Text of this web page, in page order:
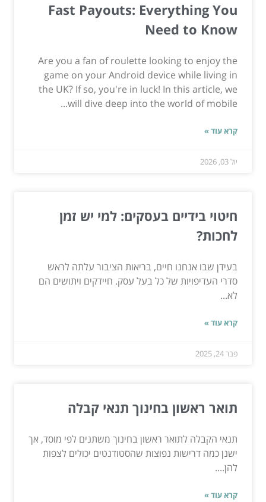
Fast Payouts: Everything You
Need to Know
Are you a fan of roulette looking to enjoy the
game on your Android device while living in
the UK? If so, you're in luck! In this article, we
will dive deep into the world of mobile...
קרא עוד »
יול 03, 2026
חיטוי בידיים בעסקים: למי יש זמן
לחכות?
בעידן שבו אנחנו חיים, בריאות הציבור עלתה לראש
סדרי העדיפויות של כל בעל עסק. חיידקים ויתושים הם
לא...
קרא עוד »
פבר 24, 2025
תואר ראשון בחינוך תנאי קבלה
תנאי הקבלה לתואר ראשון בחינוך משתנים לפי מוסד, אך
ישנן כמה דרישות נפוצות שהסטודנטים יכולים לצפות
להן....
קרא עוד »